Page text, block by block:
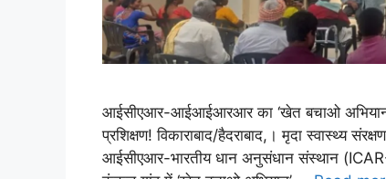
आईसीएआर-आईआईआरआर का ‘खेत बचाओ
प्रशिक्षण! विकाराबाद/हैदराबाद,। मृदा स्वास्थ्य
आईसीएआर-भारतीय धान अनुसंधान संस्थान